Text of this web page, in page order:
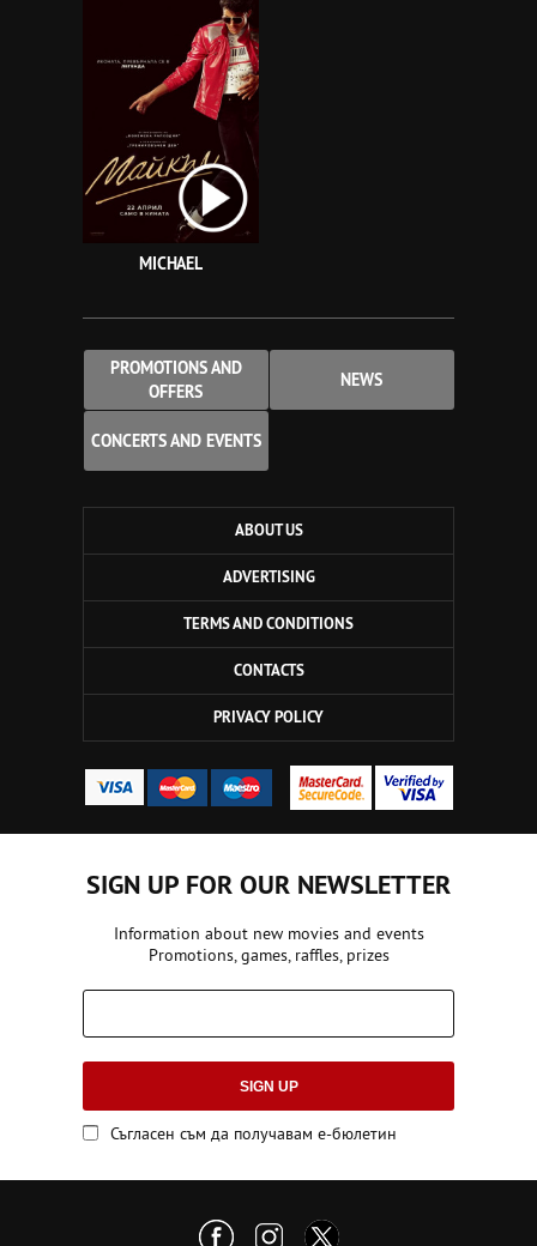
MICHAEL
PROMOTIONS AND
OFFERS
NEWS
CONCERTS AND EVENTS
ABOUT US
ADVERTISING
TERMS AND CONDITIONS
CONTACTS
PRIVACY POLICY
SIGN UP FOR OUR NEWSLETTER
Information about new movies and events
Promotions, games, raffles, prizes
SIGN UP
Съгласен съм да получавам е-бюлетин